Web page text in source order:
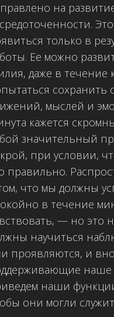
на
только в
Ее можно
даже в течение
сохранить
мыслей и
кажется
значительный
при условии,
правильно.
что мы должны
в течение
— но это
научиться
проявляются, и
наше
наши
они могли